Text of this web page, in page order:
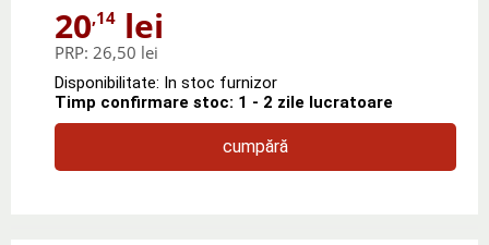
20,14 lei
PRP: 26,50 lei
Disponibilitate: In stoc furnizor
Timp confirmare stoc: 1 - 2 zile lucratoare
cumpără